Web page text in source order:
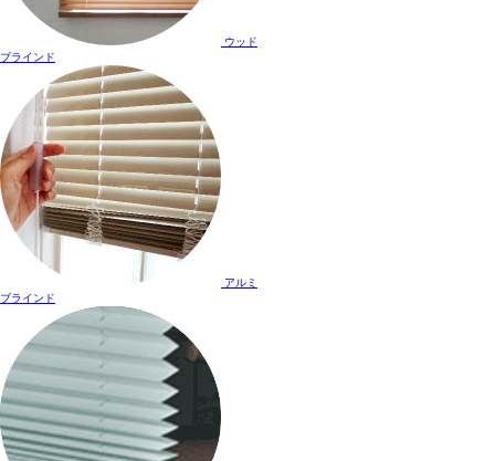
ウッド
ブラインド
アルミ
ブラインド